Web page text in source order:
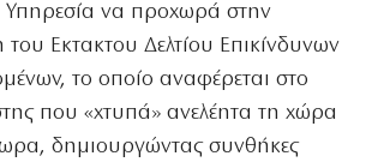
Υπηρεσία να προχωρά στην
του Εκτακτου Δελτίου Επικίνδυνων
το οποίο αναφέρεται στο
που «χτυπά» ανελέητα τη χώρα
δημιουργώντας συνθήκες